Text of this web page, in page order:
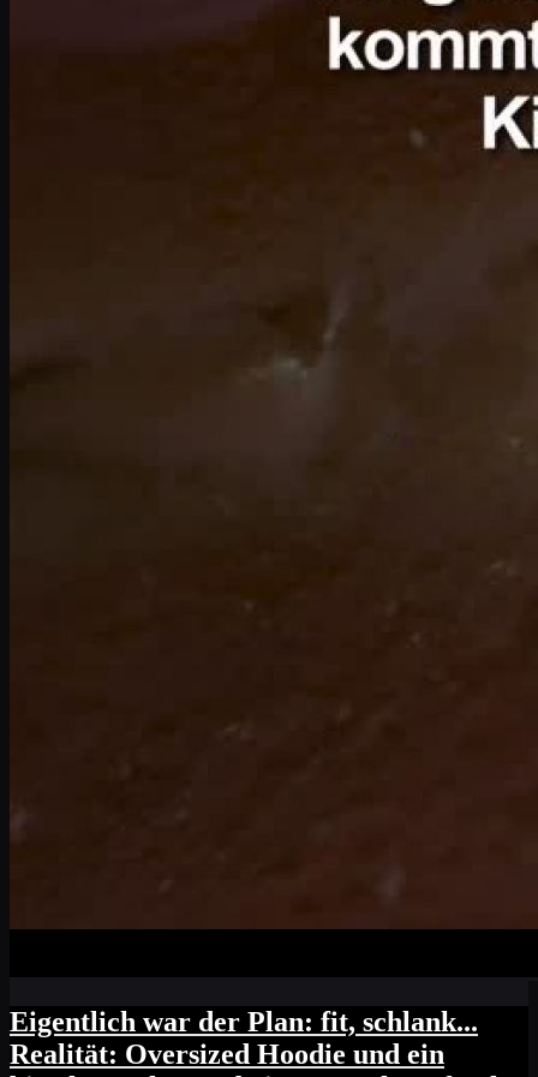
Eigentlich war der Plan: fit, schlank...
Realität: Oversized Hoodie und ein